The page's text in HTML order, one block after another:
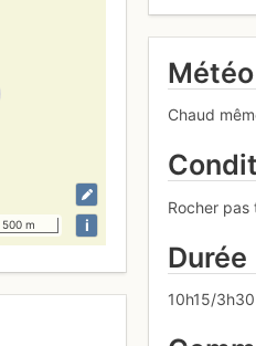
500 m i
Météo
Chaud
Rocher pas
Durée
10h15/3h30